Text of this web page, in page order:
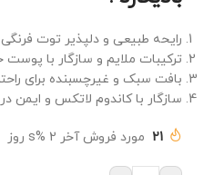
رایحه طبیعی و دلپذیر توت فرنگی
ترکیبات ملایم و سازگار با
بافت سبک و غیرچسبنده برای
سازگار با کاندوم لاتکس و ایمن
21 مورد فروش آخر 2 %s روز